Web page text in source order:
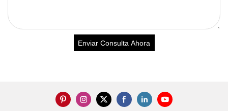
Enviar Consulta Ahora